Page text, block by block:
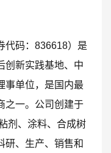
代码：836618）是
创新实践基地、中
事单位，是国内最
之一。公司创建于
剂、涂料、合成树
研、生产、销售和